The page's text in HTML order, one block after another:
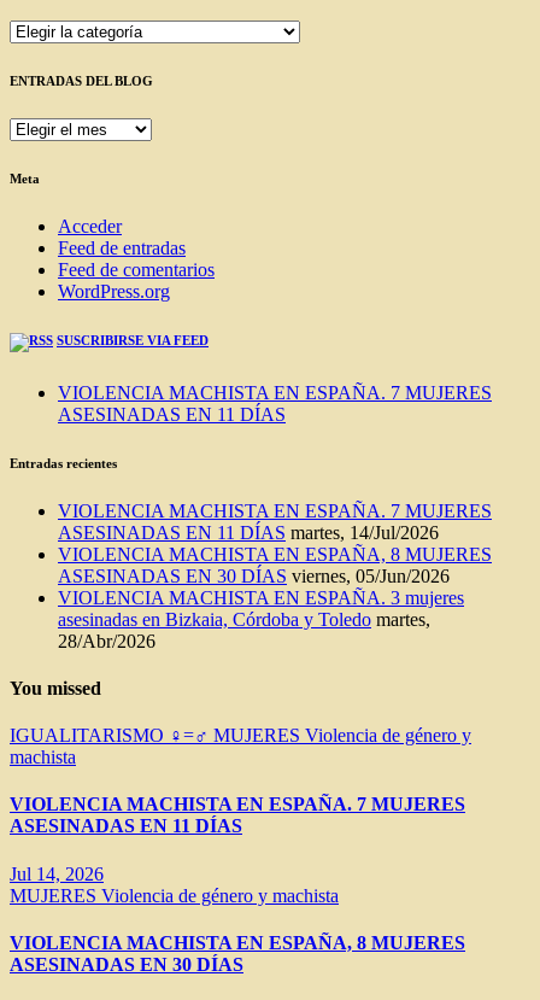
Categorías
ENTRADAS DEL BLOG
ENTRADAS
BLOG
Meta
Acceder
Feed de entradas
Feed de comentarios
WordPress.org
SUSCRIBIRSE VIA FEED
VIOLENCIA MACHISTA EN ESPAÑA. 7 MUJERES
ASESINADAS EN 11 DÍAS
Entradas recientes
VIOLENCIA MACHISTA EN ESPAÑA. 7 MUJERES
ASESINADAS EN 11 DÍAS martes, 14/Jul/2026
VIOLENCIA MACHISTA EN ESPAÑA, 8 MUJERES
ASESINADAS EN 30 DÍAS viernes, 05/Jun/2026
VIOLENCIA MACHISTA EN ESPAÑA. 3 mujeres
asesinadas en Bizkaia, Córdoba y Toledo martes,
28/Abr/2026
You missed
IGUALITARISMO ♀=♂ MUJERES Violencia de género y
machista
VIOLENCIA MACHISTA EN ESPAÑA. 7 MUJERES
ASESINADAS EN 11 DÍAS
Jul 14, 2026
MUJERES Violencia de género y machista
VIOLENCIA MACHISTA EN ESPAÑA, 8 MUJERES
ASESINADAS EN 30 DÍAS